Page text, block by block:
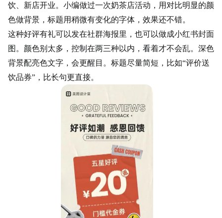
饮、新店开业。小编做过一次奶茶店活动，用对比明显的颜
色做背景，标题用稍微有变化的字体，效果还不错。
这种好评有礼可以发在社群海报里，也可以做成小红书封面
图。颜色别太多，控制在两三种以内，看着才不会乱。深色
背景配亮色文字，会更醒目。标题尽量简短，比如“评价送
饮品券”，比长句更直接。